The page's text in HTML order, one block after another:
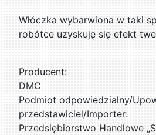
Włóczka wybarwiona w taki
robótce uzyskuję się efekt
Producent:
DMC
Podmiot odpowiedzialny/
przedstawiciel/Importer:
Przedsiębiorstwo Handlowe